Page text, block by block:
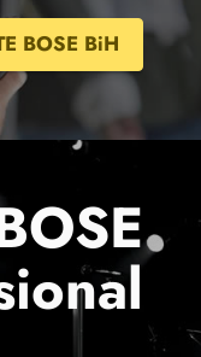
BOSE BiH